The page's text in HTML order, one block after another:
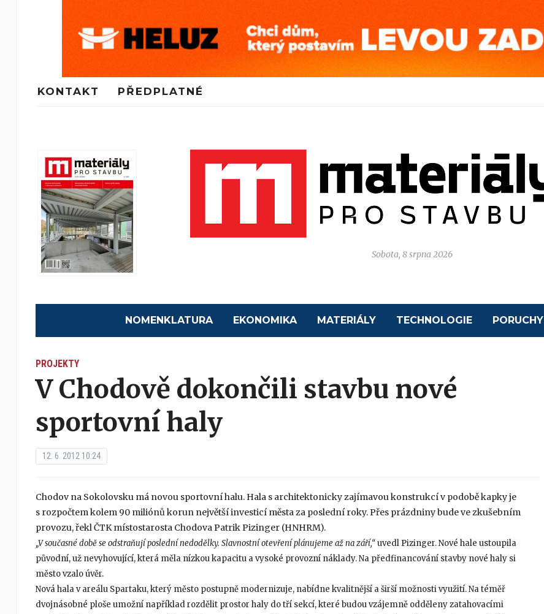
KONTAKT PŘEDPLATNÉ
Sobota, 8 srpna 2026
NOMENKLATURA EKONOMIKA MATERIÁLY TECHNOLOGIE PORUCHY
PROJEKTY
V Chodově dokončili stavbu nové
sportovní haly
12. 6. 2012 10:24
Chodov na Sokolovsku má novou sportovní halu. Hala s architektonicky zajímavou konstrukcí v podobě kapky je
s rozpočtem kolem 90 miliónů korun největší investicí města za poslední roky. Přes prázdniny bude ve zkušebním
provozu, řekl ČTK místostarosta Chodova Patrik Pizinger (HNHRM).
„V současné době se odstraňují poslední nedodělky. Slavnostní otevření plánujeme až na září,“uvedl Pizinger. Nové hale ustoupila
původní, už nevyhovující, která měla nízkou kapacitu a vysoké provozní náklady. Na předfinancování stavby nové haly si
město vzalo úvěr.
Nová hala v areálu Spartaku, který město postupně modernizuje, nabídne kvalitnější a širší možnosti využití. Na téměř
dvojnásobné ploše umožní například rozdělit prostor haly do tří sekcí, které budou vzájemně odděleny zatahovacími